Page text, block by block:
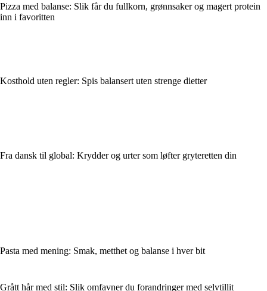
Pizza med balanse: Slik får du fullkorn, grønnsaker og magert protein
inn i favoritten
Kosthold uten regler: Spis balansert uten strenge dietter
Fra dansk til global: Krydder og urter som løfter gryteretten din
Pasta med mening: Smak, metthet og balanse i hver bit
Grått hår med stil: Slik omfavner du forandringer med selvtillit